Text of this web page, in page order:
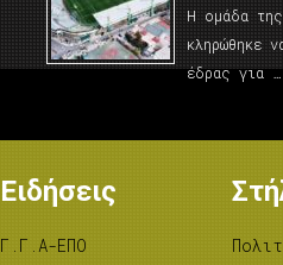
Η ομάδα
κληρώθηκε
έδρας για …
Ειδήσεις
Γ.Γ.Α-ΕΠΟ